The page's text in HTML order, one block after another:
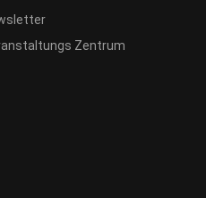
Zentrum